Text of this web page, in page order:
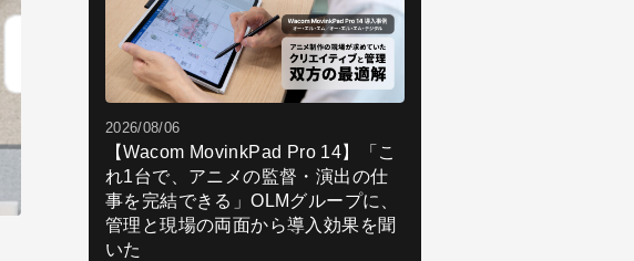
2026/08/06
【Wacom MovinkPad Pro 14】「こ
れ1台で、アニメの監督・演出の仕
事を完結できる」OLMグループに、
管理と現場の両面から導入効果を聞
いた